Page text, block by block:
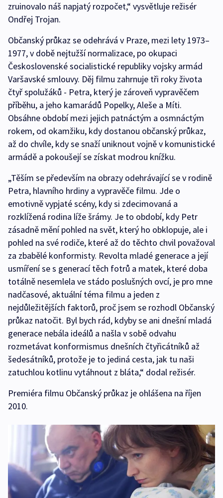
zruinovalo náš napjatý rozpočet,“ vysvětluje režisér
Ondřej Trojan.
Občanský průkaz se odehrává v Praze, mezi lety 1973–
1977, v době nejtužší normalizace, po okupaci
Československé socialistické republiky vojsky armád
Varšavské smlouvy. Děj filmu zahrnuje tři roky života
čtyř spolužáků - Petra, který je zároveň vypravěčem
příběhu, a jeho kamarádů Popelky, Aleše a Míti.
Obsáhne období mezi jejich patnáctým a osmnáctým
rokem, od okamžiku, kdy dostanou občanský průkaz,
až do chvíle, kdy se snaží uniknout vojně v komunistické
armádě a pokoušejí se získat modrou knížku.
„Těším se především na obrazy odehrávající se v rodině
Petra, hlavního hrdiny a vypravěče filmu. Jde o
emotivně vypjaté scény, kdy si zdecimovaná a
rozklížená rodina líže šrámy. Je to období, kdy Petr
zásadně mění pohled na svět, který ho obklopuje, ale i
pohled na své rodiče, které až do těchto chvil považoval
za zbabělé konformisty. Revolta mladé generace a její
usmíření se s generací těch fotrů a matek, které doba
totálně nesemlela ve stádo poslušných ovcí, je pro mne
nadčasové, aktuální téma filmu a jeden z
nejdůležitějších faktorů, proč jsem se rozhodl Občanský
průkaz natočit. Byl bych rád, kdyby se ani dnešní mladá
generace nebála ideálů a našla v sobě odvahu
rozmetávat konformismus dnešních čtyřicátníků až
šedesátníků, protože je to jediná cesta, jak tu naši
zatuchlou kotlinu vytáhnout z bláta,“ dodal režisér.
Premiéra filmu Občanský průkaz je ohlášena na říjen
2010.